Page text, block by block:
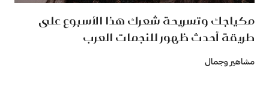
مكياجك وتسريحة شعرك هذا الأسبوع على
طريقة أحدث ظهور للنجمات العرب
مشاهير وجمال